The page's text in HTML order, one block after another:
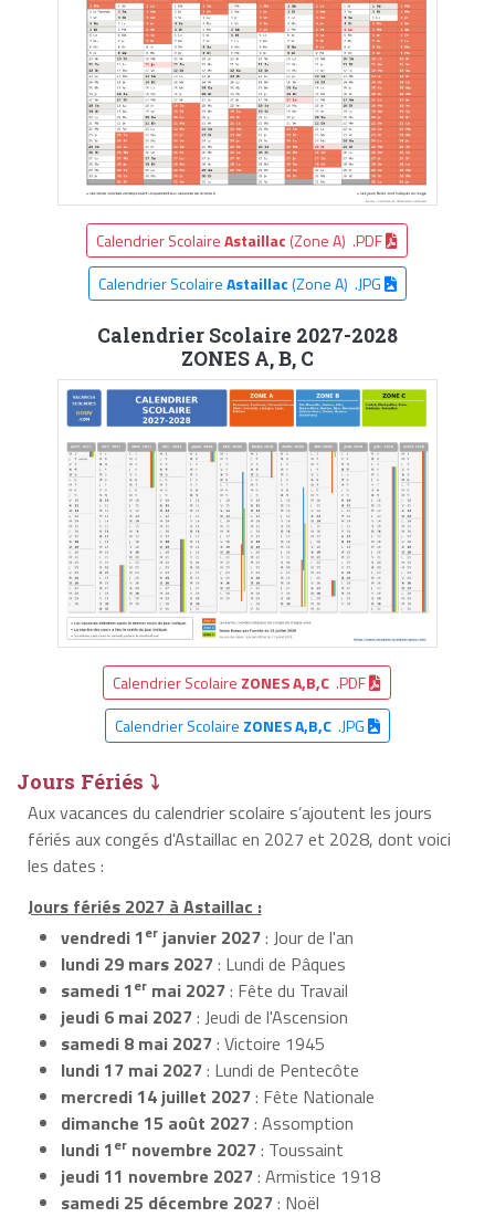
Calendrier ScolaireAstaillac (Zone A) .PDF
Calendrier ScolaireAstaillac(Zone A) .JPG
Calendrier Scolaire 2027-2028
ZONES A, B, C
Calendrier Scolaire ZONES A,B,C .PDF
Calendrier Scolaire ZONES A,B,C.JPG
Jours Fériés ⤵
Aux vacances du calendrier scolaire s’ajoutent les jours
fériés aux congés d'Astaillac en 2027 et 2028, dont voici
les dates :
Jours fériés 2027 à Astaillac :
vendredi 1er janvier 2027: Jour de l'an
lundi 29 mars 2027: Lundi de Pâques
samedi 1er mai 2027: Fête du Travail
jeudi 6 mai 2027: Jeudi de l'Ascension
samedi 8 mai 2027: Victoire 1945
lundi 17 mai 2027: Lundi de Pentecôte
mercredi 14 juillet 2027: Fête Nationale
dimanche 15 août 2027: Assomption
lundi 1er novembre 2027: Toussaint
jeudi 11 novembre 2027: Armistice 1918
samedi 25 décembre 2027: Noël